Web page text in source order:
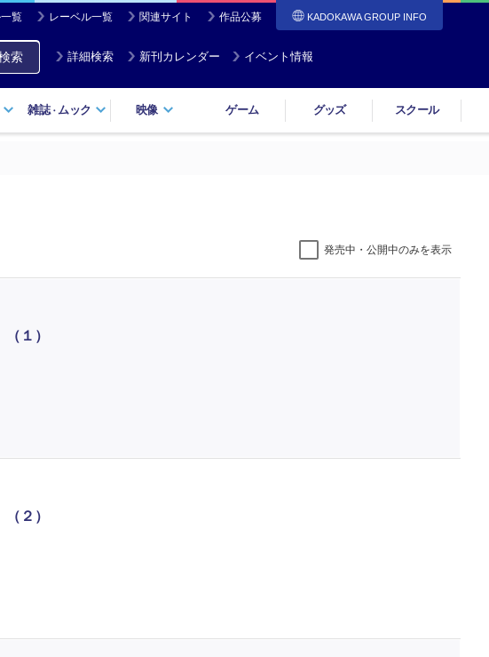
覧 レーベル一覧 関連サイト 作品公募 KADOKAWA GROUP INFO
索 詳細検索 新刊カレンダー イベント情報
雑誌・ ムック 映像 ゲーム グッズ スクール
発売中・公開中のみを表示
１）
２）